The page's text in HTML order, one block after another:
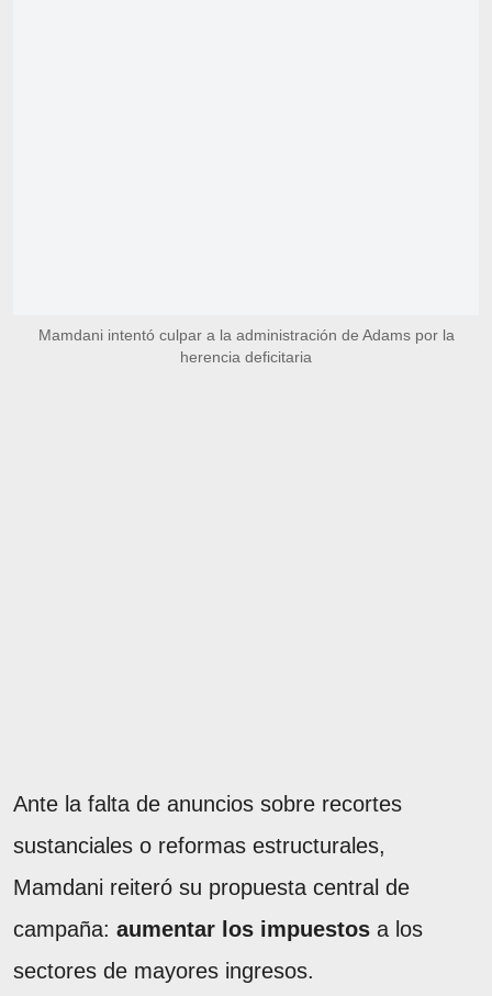
Mamdani intentó culpar a la administración de Adams por la
herencia deficitaria
Ante la falta de anuncios sobre recortes
sustanciales o reformas estructurales,
Mamdani reiteró su propuesta central de
campaña: aumentar los impuestos a los
sectores de mayores ingresos.